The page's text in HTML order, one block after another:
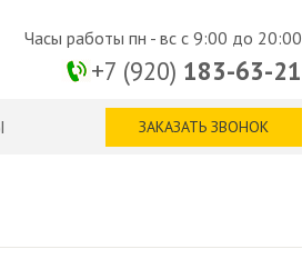
Часы работы пн - вс с 9:00 до 20:00
+7 (920) 183-63-21
ЗАКАЗАТЬ ЗВОНОК